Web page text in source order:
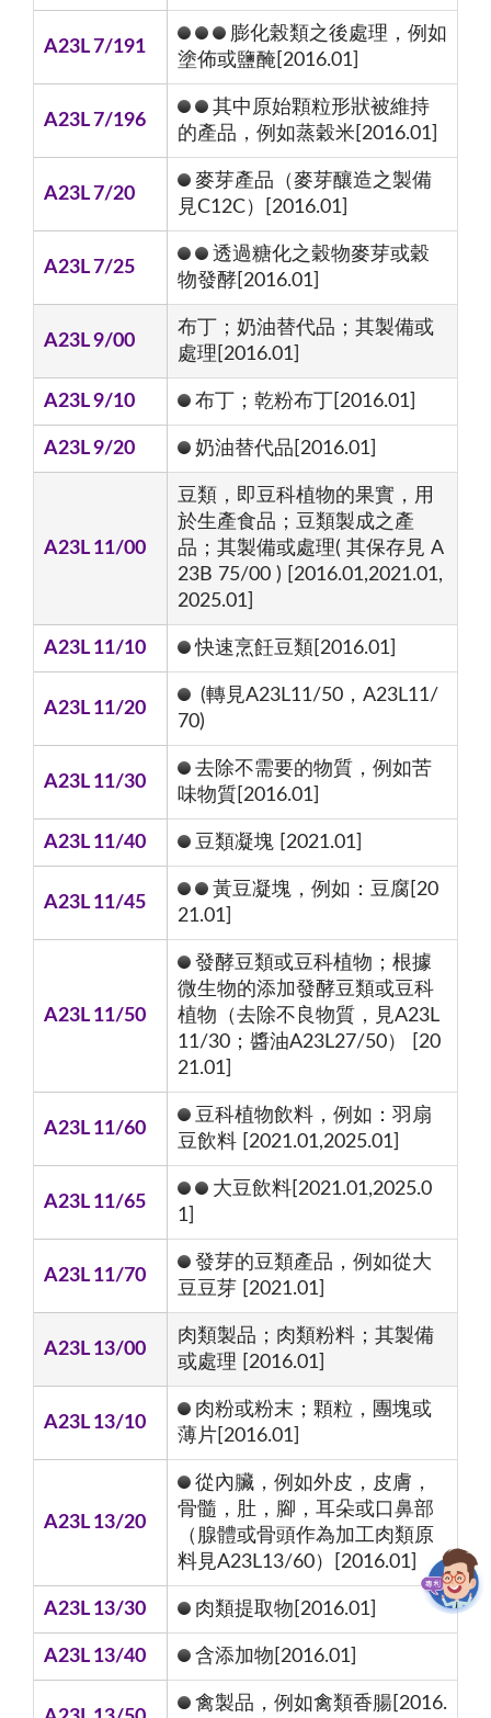
A23L 7/191
膨化榖類之後處理，例如
塗佈或鹽醃[2016.01]
A23L 7/196
其中原始顆粒形狀被維持
的產品，例如蒸穀米[2016.01]
A23L 7/20
麥芽產品（麥芽釀造之製備
見C12C）[2016.01]
A23L 7/25
透過糖化之穀物麥芽或穀
物發酵[2016.01]
A23L 9/00
布丁；奶油替代品；其製備或
處理[2016.01]
A23L 9/10 布丁；乾粉布丁[2016.01]
A23L 9/20 奶油替代品[2016.01]
A23L 11/00
豆類，即豆科植物的果實，用
於生產食品；豆類製成之產
品；其製備或處理( 其保存見 A
23B 75/00 ) [2016.01,2021.01,
2025.01]
A23L 11/10 快速烹飪豆類[2016.01]
A23L 11/20
(轉見A23L11/50，A23L11/
70)
A23L 11/30
去除不需要的物質，例如苦
味物質[2016.01]
A23L 11/40 豆類凝塊 [2021.01]
A23L 11/45
黃豆凝塊，例如：豆腐[20
21.01]
A23L 11/50
發酵豆類或豆科植物；根據
微生物的添加發酵豆類或豆科
植物（去除不良物質，見A23L
11/30；醬油A23L27/50） [20
21.01]
A23L 11/60
豆科植物飲料，例如：羽扇
豆飲料 [2021.01,2025.01]
A23L 11/65
大豆飲料[2021.01,2025.0
1]
A23L 11/70
發芽的豆類產品，例如從大
豆豆芽 [2021.01]
A23L 13/00
肉類製品；肉類粉料；其製備
或處理 [2016.01]
A23L 13/10
肉粉或粉末；顆粒，團塊或
薄片[2016.01]
A23L 13/20
從內臟，例如外皮，皮膚，
骨髓，肚，腳，耳朵或口鼻部
（腺體或骨頭作為加工肉類原
料見A23L13/60）[2016.01]
A23L 13/30 肉類提取物[2016.01]
A23L 13/40 含添加物[2016.01]
禽製品，例如禽類香腸[2016.